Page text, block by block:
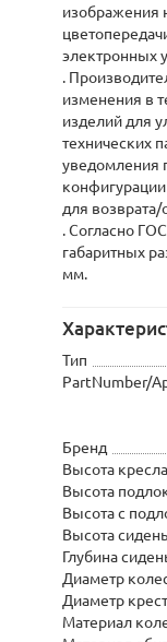
изображения
электронных
.
изменения в
изделий для
технических
уведомления
для
. Согласно
габаритных
мм.
Тип
PartNumber/
Бренд
Высота
Высота
Высота с
Высота
Глубина
Диаметр
Диаметр
Материал